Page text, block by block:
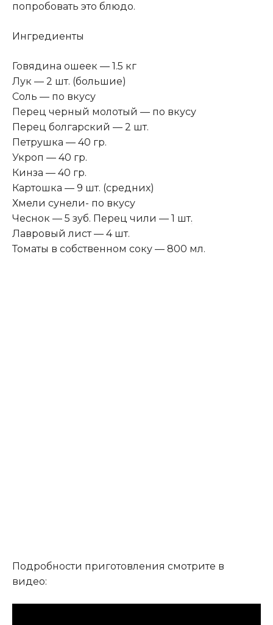
попробовать это блюдо.
Ингредиенты
Говядина ошеек — 1.5 кг
Лук — 2 шт. (большие)
Соль — по вкусу
Перец черный молотый — по вкусу
Перец болгарский — 2 шт.
Петрушка — 40 гр.
Укроп — 40 гр.
Кинза — 40 гр.
Картошка — 9 шт. (средних)
Хмели сунели- по вкусу
Чеснок — 5 зуб. Перец чили — 1 шт.
Лавровый лист — 4 шт.
Томаты в собственном соку — 800 мл.
Подробности приготовления смотрите в
видео: